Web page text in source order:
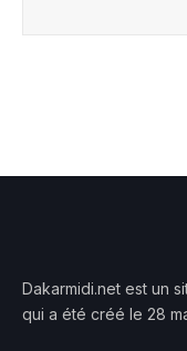
Dakarmidi.net est un
qui a été créé le 28